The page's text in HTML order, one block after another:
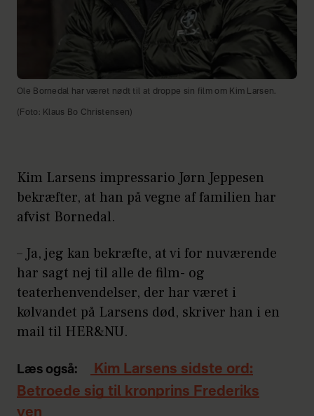
Ole Bornedal har været nødt til at droppe sin film om Kim Larsen.
(Foto: Klaus Bo Christensen)
Kim Larsens impressario Jørn Jeppesen
bekræfter, at han på vegne af familien har
afvist Bornedal.
– Ja, jeg kan bekræfte, at vi for nuværende
har sagt nej til alle de film- og
teaterhenvendelser, der har været i
kølvandet på Larsens død, skriver han i en
mail til HER&NU.
Læs også:
Kim Larsens sidste ord:
Betroede sig til kronprins Frederiks
ven